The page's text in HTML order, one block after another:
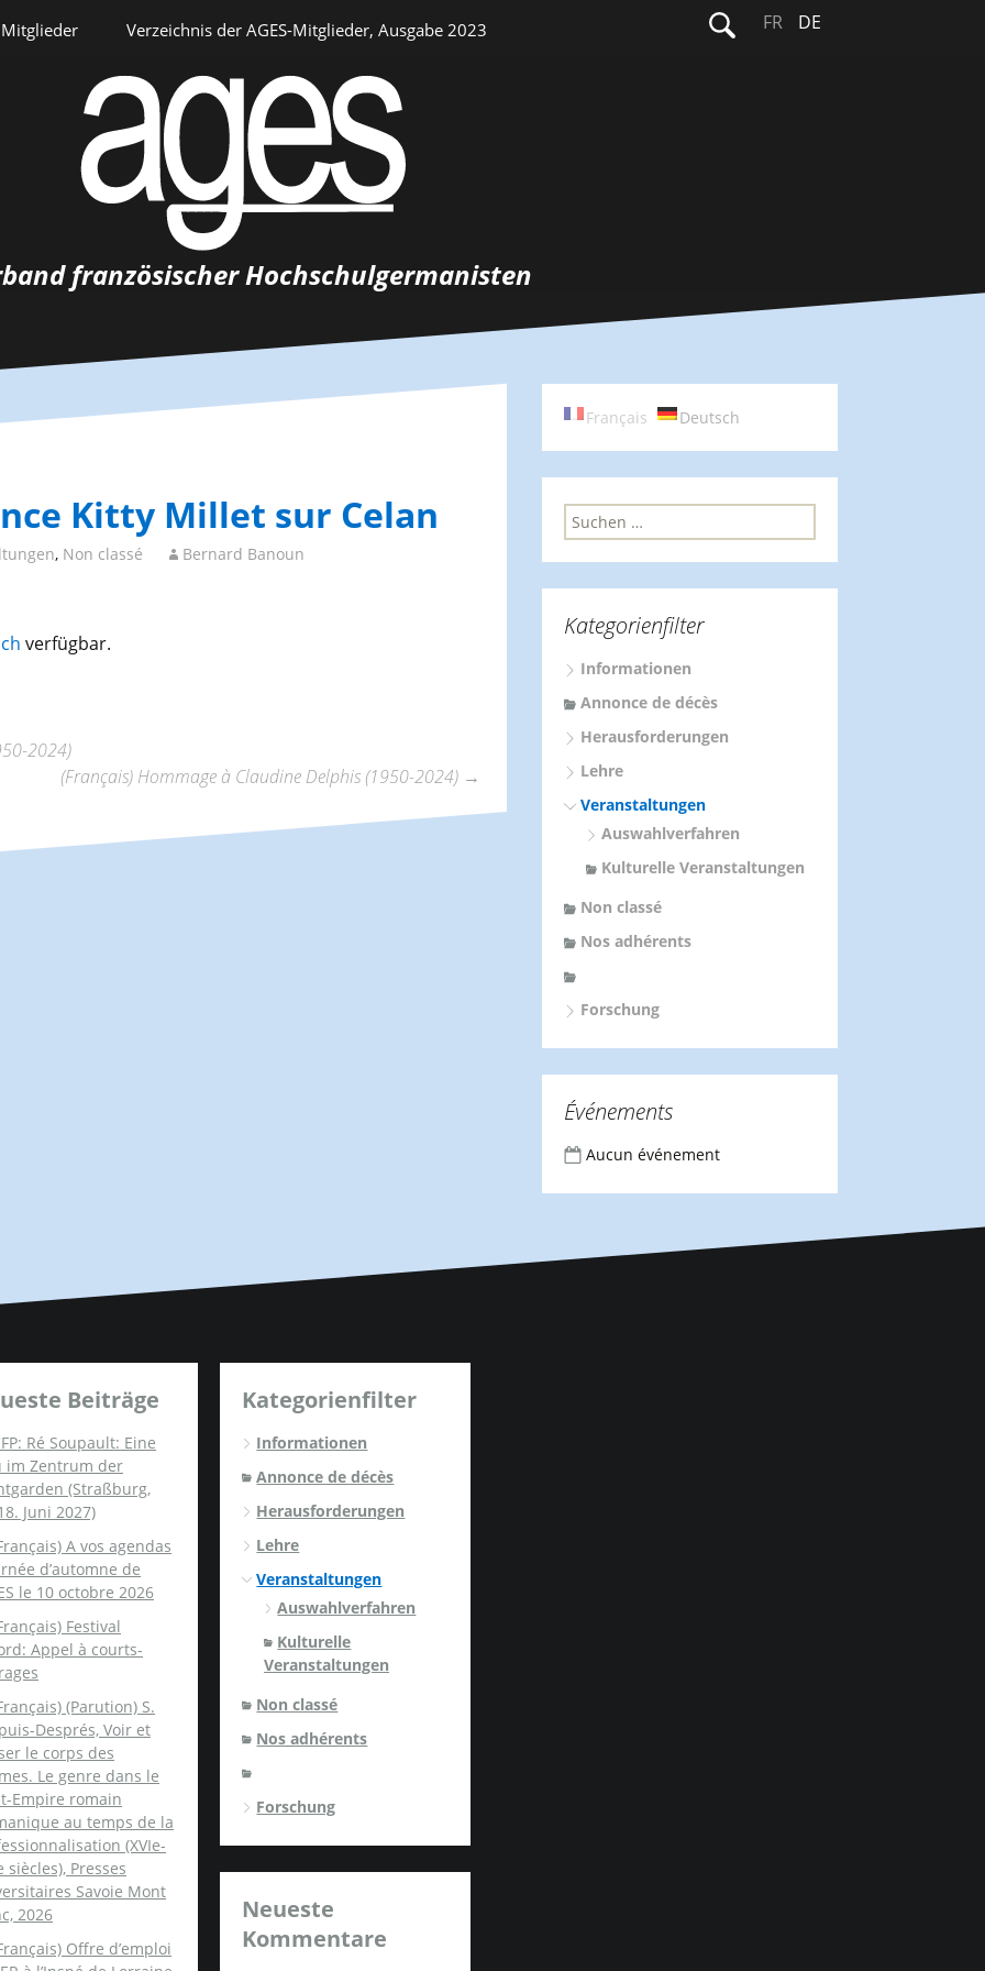
Auswahlverfahren
Mitglieder
Persönlicher Bereich
Verzeichnis der AGES-Mitglieder, Ausgabe 2023
Suchen
nach:
FR DE
französischer Hochschulgermanisten
Kitty Millet sur Celan
, Non classé Bernard Banoun
verfügbar.
2024)
(Français) Hommage à Claudine Delphis (1950-2024) →
Français Deutsch
S
u
n
a
c
:
Kategorienfilter
Informationen
Annonce de décès
Herausforderungen
Lehre
Veranstaltungen
Auswahlverfahren
Kulturelle Veranstaltungen
Non classé
Nos adhérents
Forschung
Événements
Aucun événement
Beiträge
Ré Soupault: Eine
im Zentrum der
(Straßburg,
Juni 2027)
A vos agendas
d’automne de
le 10 octobre 2026
Festival
Appel à courts-
(Parution) S.
Després, Voir et
le corps des
Le genre dans le
Empire romain
au temps de la
(XVIe-
siècles), Presses
Savoie Mont
2026
Offre d’emploi
Kategorienfilter
Informationen
Annonce de décès
Herausforderungen
Lehre
Veranstaltungen
Auswahlverfahren
Kulturelle
Veranstaltungen
Non classé
Nos adhérents
Forschung
Neueste
Kommentare